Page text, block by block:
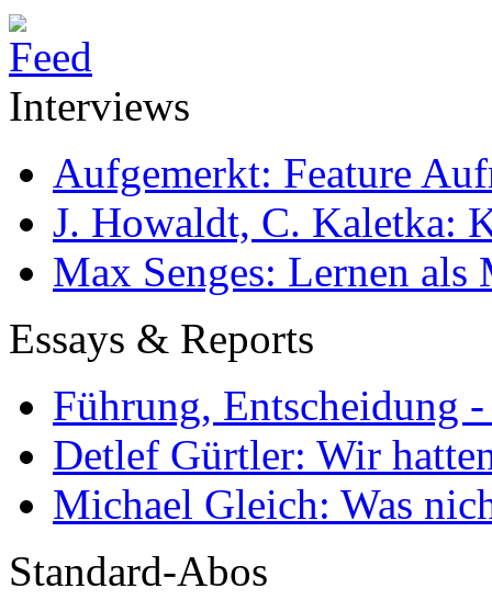
Interviews
Aufgemerkt: Feature
J. Howaldt, C. Kaletka:
Max Senges: Lernen als
Essays & Reports
Führung, Entscheidung
Detlef Gürtler: Wir
Michael Gleich: Was
Standard-Abos